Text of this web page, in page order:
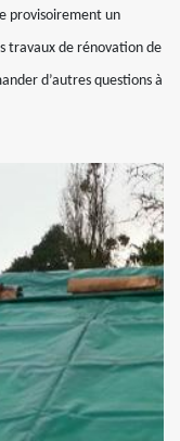
provisoirement un
travaux de rénovation de
d’autres questions à